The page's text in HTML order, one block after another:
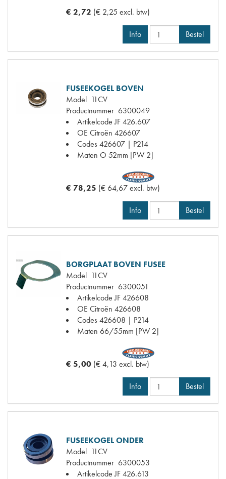
€ 2,72 (€ 2,25 excl. btw)
Info Bestel
FUSEEKOGEL BOVEN
Model 11CV
Productnummer 6300049
Artikelcode JF426.607
OE Citroën 426607
Codes426607 | P214
Maten O 52mm [PW 2]
€ 78,25 (€ 64,67 excl. btw)
Info Bestel
BORGPLAAT BOVEN FUSEE
Model 11CV
Productnummer 6300051
Artikelcode JF426608
OE Citroën 426608
Codes426608 | P214
Maten 66/55mm [PW 2]
€ 5,00 (€ 4,13 excl. btw)
Info Bestel
FUSEEKOGEL ONDER
Model 11CV
Productnummer 6300053
Artikelcode JF426.613